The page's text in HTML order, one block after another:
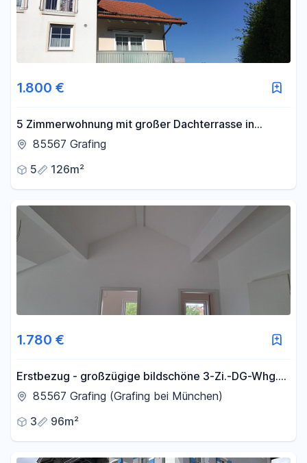
1.800 €
5 Zimmerwohnung mit großer Dachterrasse in
Grafing
85567 Grafing
5
126m²
1.780 €
Erstbezug - großzügige bildschöne 3-Zi.-DG-Whg.
mit Balkon u. Loggia in Grafing mit Traumblick
85567 Grafing (Grafing bei München)
3
96m²